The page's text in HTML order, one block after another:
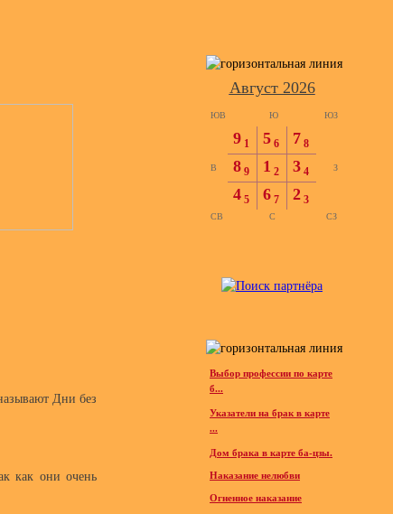
Дни без
как они очень
Август 2026
ЮВ
9 1
Ю
5 6
ЮЗ
7 8
В 8 9 1 2 З
3 4
СВ
4 5
С
6 7
СЗ
2 3
Выбор профессии по карте
б...
Указатели на брак в карте
...
Дом брака в карте ба-цзы.
Наказание нелюбви
Огненное наказание